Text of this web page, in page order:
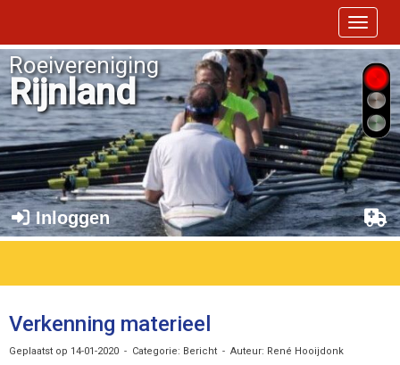
Toggle
Roeivereniging
Rijnland
Inloggen
Verkenning materieel
Geplaatst op 14-01-2020 - Categorie: Bericht - Auteur: René Hooijdonk